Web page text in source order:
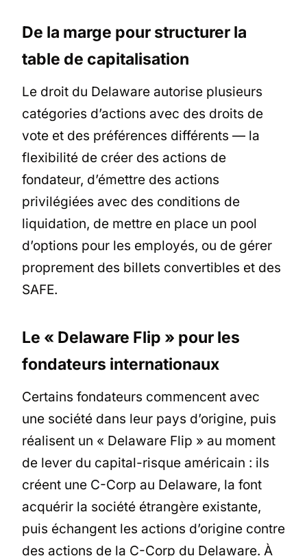
De la marge pour structurer la
table de capitalisation
Le droit du Delaware autorise plusieurs
catégories d’actions avec des droits de
vote et des préférences différents — la
flexibilité de créer des actions de
fondateur, d’émettre des actions
privilégiées avec des conditions de
liquidation, de mettre en place un pool
d’options pour les employés, ou de gérer
proprement des billets convertibles et des
SAFE.
Le « Delaware Flip » pour les
fondateurs internationaux
Certains fondateurs commencent avec
une société dans leur pays d’origine, puis
réalisent un « Delaware Flip » au moment
de lever du capital-risque américain : ils
créent une C-Corp au Delaware, la font
acquérir la société étrangère existante,
puis échangent les actions d’origine contre
des actions de la C-Corp du Delaware. À